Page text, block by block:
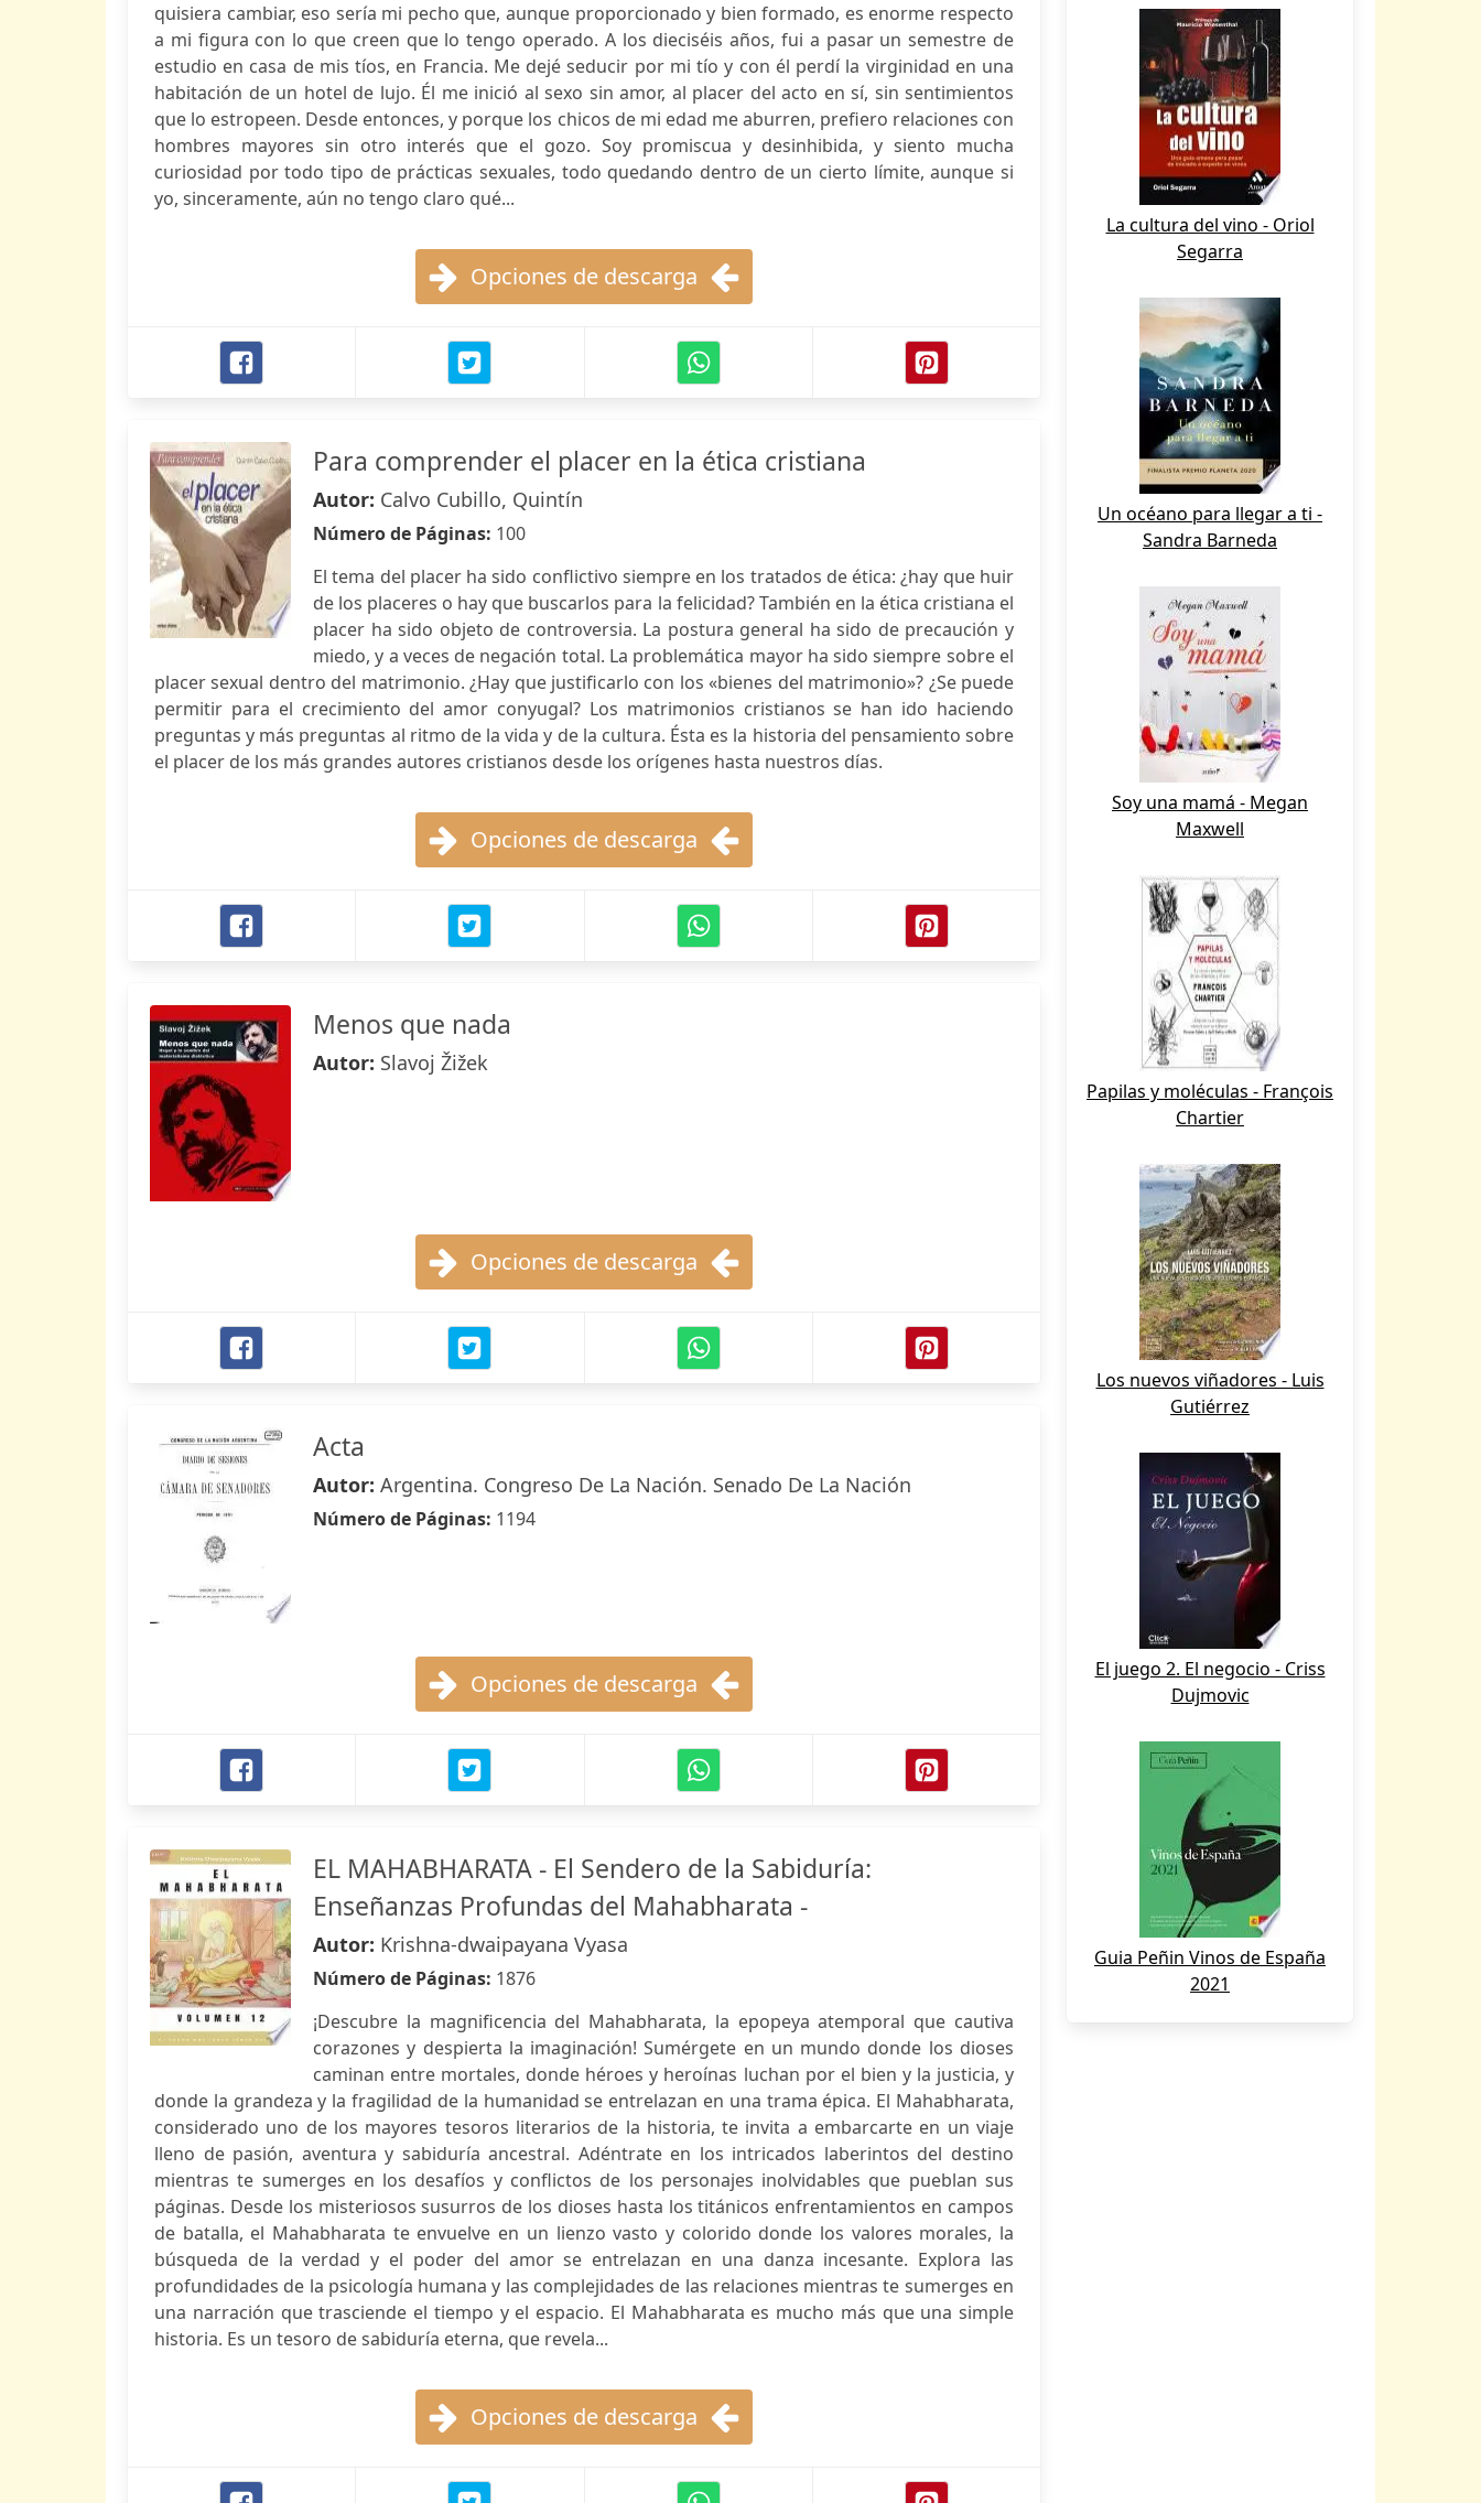
quisiera cambiar, eso sería mi pecho que, aunque proporcionado y bien formado, es enorme respecto
a mi figura con lo que creen que lo tengo operado. A los dieciséis años, fui a pasar un semestre de
estudio en casa de mis tíos, en Francia. Me dejé seducir por mi tío y con él perdí la virginidad en una
habitación de un hotel de lujo. Él me inició al sexo sin amor, al placer del acto en sí, sin sentimientos
que lo estropeen. Desde entonces, y porque los chicos de mi edad me aburren, prefiero relaciones con
hombres mayores sin otro interés que el gozo. Soy promiscua y desinhibida, y siento mucha
curiosidad por todo tipo de prácticas sexuales, todo quedando dentro de un cierto límite, aunque si
yo, sinceramente, aún no tengo claro qué...
Opciones de descarga
Para comprender el placer en la ética cristiana
Autor: Calvo Cubillo, Quintín
Número de Páginas: 100
El tema del placer ha sido conflictivo siempre en los tratados de ética: ¿hay que huir
de los placeres o hay que buscarlos para la felicidad? También en la ética cristiana el
placer ha sido objeto de controversia. La postura general ha sido de precaución y
miedo, y a veces de negación total. La problemática mayor ha sido siempre sobre el
placer sexual dentro del matrimonio. ¿Hay que justificarlo con los «bienes del matrimonio»? ¿Se puede
permitir para el crecimiento del amor conyugal? Los matrimonios cristianos se han ido haciendo
preguntas y más preguntas al ritmo de la vida y de la cultura. Ésta es la historia del pensamiento sobre
el placer de los más grandes autores cristianos desde los orígenes hasta nuestros días.
Opciones de descarga
Menos que nada
Autor: Slavoj Žižek
Opciones de descarga
Acta
Autor: Argentina. Congreso De La Nación. Senado De La Nación
Número de Páginas: 1194
Opciones de descarga
EL MAHABHARATA - El Sendero de la Sabiduría:
Enseñanzas Profundas del Mahabharata -
Autor: Krishna-dwaipayana Vyasa
Número de Páginas: 1876
¡Descubre la magnificencia del Mahabharata, la epopeya atemporal que cautiva
corazones y despierta la imaginación! Sumérgete en un mundo donde los dioses
caminan entre mortales, donde héroes y heroínas luchan por el bien y la justicia, y
donde la grandeza y la fragilidad de la humanidad se entrelazan en una trama épica. El Mahabharata,
considerado uno de los mayores tesoros literarios de la historia, te invita a embarcarte en un viaje
lleno de pasión, aventura y sabiduría ancestral. Adéntrate en los intricados laberintos del destino
mientras te sumerges en los desafíos y conflictos de los personajes inolvidables que pueblan sus
páginas. Desde los misteriosos susurros de los dioses hasta los titánicos enfrentamientos en campos
de batalla, el Mahabharata te envuelve en un lienzo vasto y colorido donde los valores morales, la
búsqueda de la verdad y el poder del amor se entrelazan en una danza incesante. Explora las
profundidades de la psicología humana y las complejidades de las relaciones mientras te sumerges en
una narración que trasciende el tiempo y el espacio. El Mahabharata es mucho más que una simple
historia. Es un tesoro de sabiduría eterna, que revela...
Opciones de descarga
La cultura del vino - Oriol
Segarra
Un océano para llegar a ti -
Sandra Barneda
Soy una mamá - Megan
Maxwell
Papilas y moléculas - François
Chartier
Los nuevos viñadores - Luis
Gutiérrez
El juego 2. El negocio - Criss
Dujmovic
Guia Peñin Vinos de España
2021